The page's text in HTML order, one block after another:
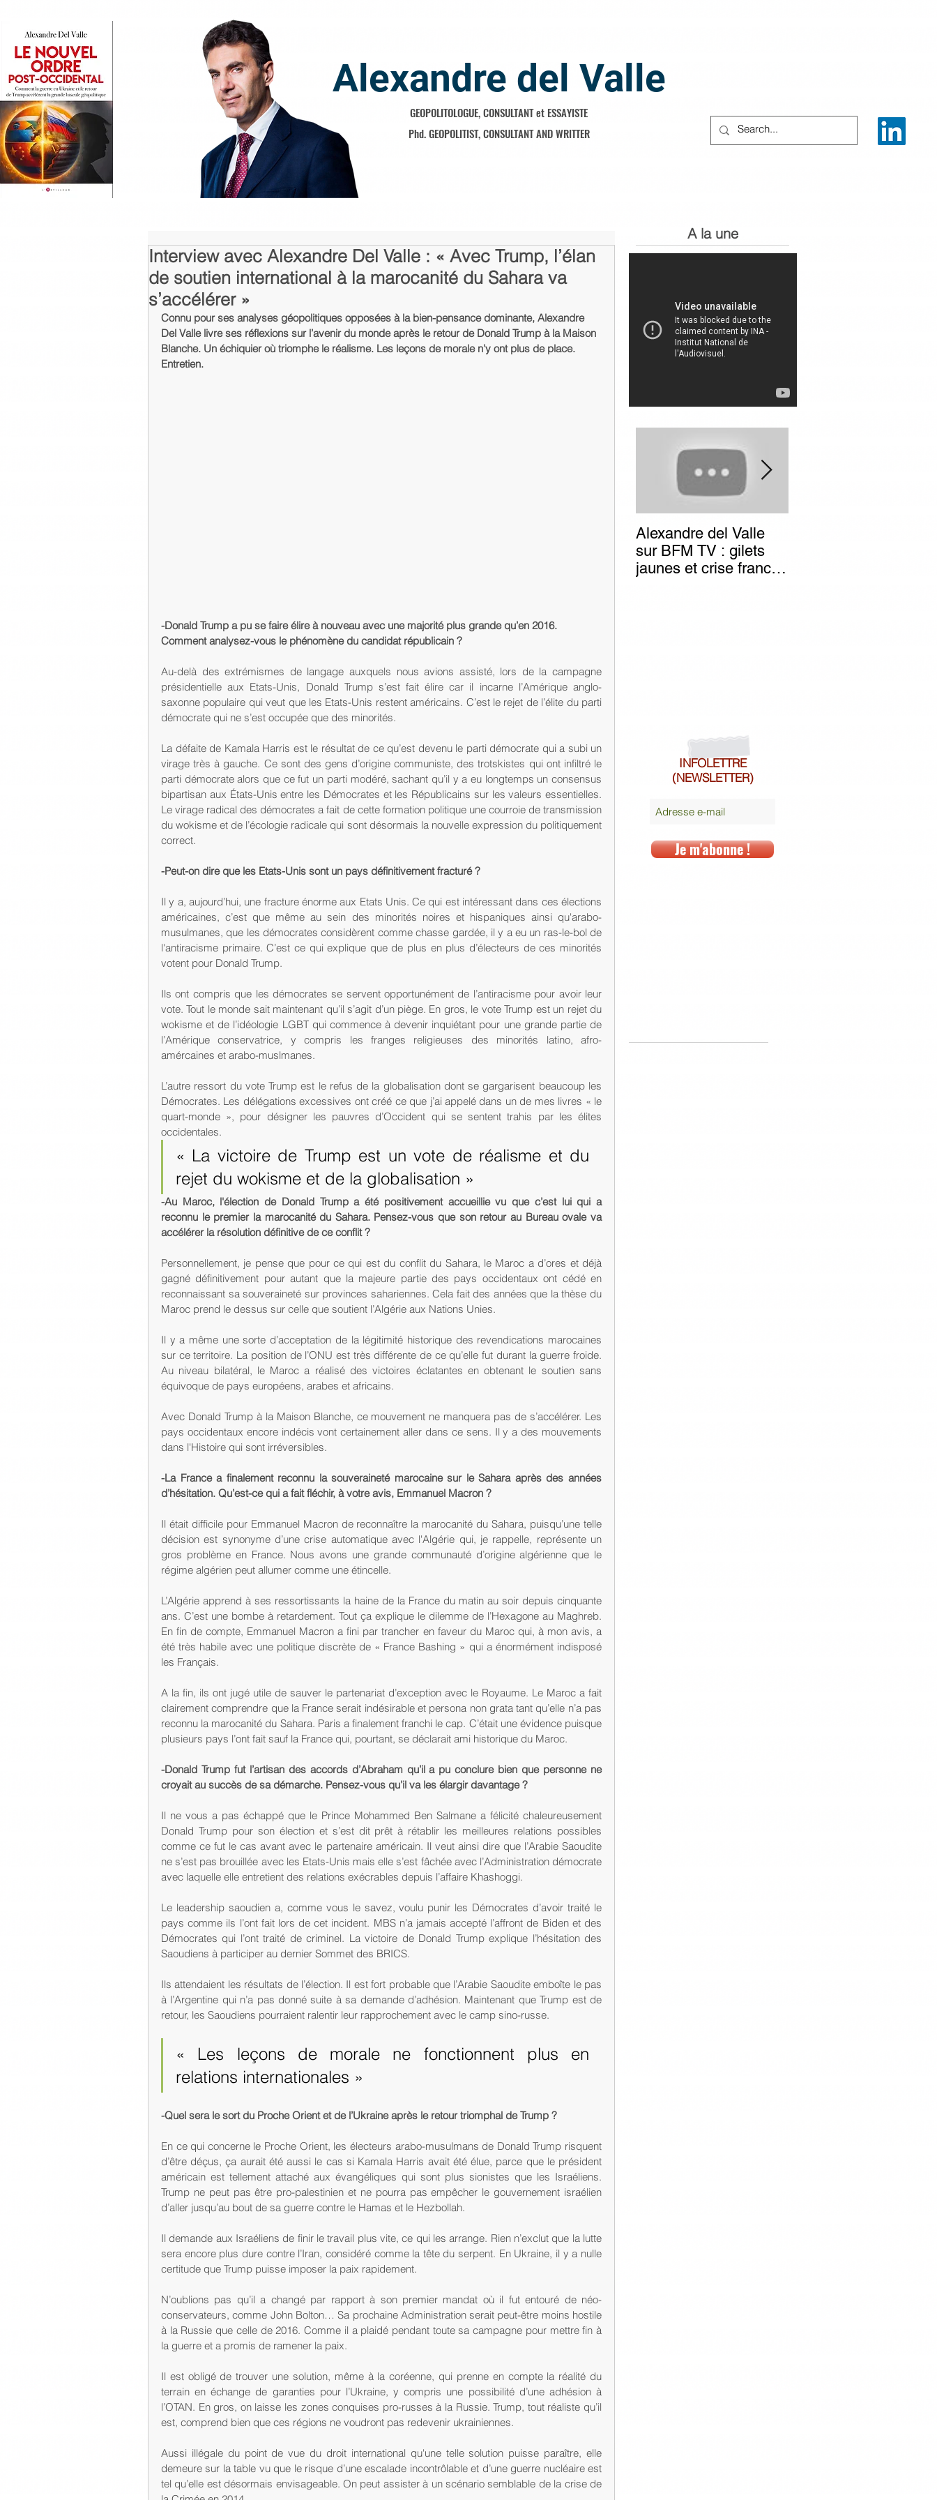
Alexandre del Valle
GEOPOLITOLOGUE, CONSULTANT et ESSAYISTE
Phd. GEOPOLITIST, CONSULTANT AND WRITTER
Interview avec Alexandre Del Valle : « Avec Trump, l’élan
de soutien international à la marocanité du Sahara va
s’accélérer »
Connu pour ses analyses géopolitiques opposées à la bien-pensance dominante, Alexandre
Del Valle livre ses réflexions sur l’avenir du monde après le retour de Donald Trump à la Maison
Blanche. Un échiquier où triomphe le réalisme. Les leçons de morale n’y ont plus de place.
Entretien.
-Donald Trump a pu se faire élire à nouveau avec une majorité plus grande qu’en 2016.
Comment analysez-vous le phénomène du candidat républicain ?
Au-delà des extrémismes de langage auxquels nous avions assisté, lors de la campagne
présidentielle aux Etats-Unis, Donald Trump s’est fait élire car il incarne l’Amérique anglo-
saxonne populaire qui veut que les Etats-Unis restent américains. C’est le rejet de l’élite du parti
démocrate qui ne s’est occupée que des minorités.
La défaite de Kamala Harris est le résultat de ce qu’est devenu le parti démocrate qui a subi un
virage très à gauche. Ce sont des gens d’origine communiste, des trotskistes qui ont infiltré le
parti démocrate alors que ce fut un parti modéré, sachant qu’il y a eu longtemps un consensus
bipartisan aux États-Unis entre les Démocrates et les Républicains sur les valeurs essentielles.
Le virage radical des démocrates a fait de cette formation politique une courroie de transmission
du wokisme et de l’écologie radicale qui sont désormais la nouvelle expression du politiquement
correct.
-Peut-on dire que les Etats-Unis sont un pays définitivement fracturé ?
Il y a, aujourd’hui, une fracture énorme aux Etats Unis. Ce qui est intéressant dans ces élections
américaines, c’est que même au sein des minorités noires et hispaniques ainsi qu'arabo-
musulmanes, que les démocrates considèrent comme chasse gardée, il y a eu un ras-le-bol de
l'antiracisme primaire. C’est ce qui explique que de plus en plus d’électeurs de ces minorités
votent pour Donald Trump.
Ils ont compris que les démocrates se servent opportunément de l’antiracisme pour avoir leur
vote. Tout le monde sait maintenant qu’il s’agit d’un piège. En gros, le vote Trump est un rejet du
wokisme et de l’idéologie LGBT qui commence à devenir inquiétant pour une grande partie de
l’Amérique conservatrice, y compris les franges religieuses des minorités latino, afro-
amércaines et arabo-muslmanes.
L’autre ressort du vote Trump est le refus de la globalisation dont se gargarisent beaucoup les
Démocrates. Les délégations excessives ont créé ce que j’ai appelé dans un de mes livres « le
quart-monde », pour désigner les pauvres d’Occident qui se sentent trahis par les élites
occidentales.
« La victoire de Trump est un vote de réalisme et du
rejet du wokisme et de la globalisation »
-Au Maroc, l'élection de Donald Trump a été positivement accueillie vu que c’est lui qui a
reconnu le premier la marocanité du Sahara. Pensez-vous que son retour au Bureau ovale va
accélérer la résolution définitive de ce conflit ?
Personnellement, je pense que pour ce qui est du conflit du Sahara, le Maroc a d’ores et déjà
gagné définitivement pour autant que la majeure partie des pays occidentaux ont cédé en
reconnaissant sa souveraineté sur provinces sahariennes. Cela fait des années que la thèse du
Maroc prend le dessus sur celle que soutient l’Algérie aux Nations Unies.
Il y a même une sorte d’acceptation de la légitimité historique des revendications marocaines
sur ce territoire. La position de l’ONU est très différente de ce qu’elle fut durant la guerre froide.
Au niveau bilatéral, le Maroc a réalisé des victoires éclatantes en obtenant le soutien sans
équivoque de pays européens, arabes et africains.
Avec Donald Trump à la Maison Blanche, ce mouvement ne manquera pas de s’accélérer. Les
pays occidentaux encore indécis vont certainement aller dans ce sens. Il y a des mouvements
dans l'Histoire qui sont irréversibles.
-La France a finalement reconnu la souveraineté marocaine sur le Sahara après des années
d’hésitation. Qu’est-ce qui a fait fléchir, à votre avis, Emmanuel Macron ?
Il était difficile pour Emmanuel Macron de reconnaître la marocanité du Sahara, puisqu’une telle
décision est synonyme d’une crise automatique avec l'Algérie qui, je rappelle, représente un
gros problème en France. Nous avons une grande communauté d’origine algérienne que le
régime algérien peut allumer comme une étincelle.
L’Algérie apprend à ses ressortissants la haine de la France du matin au soir depuis cinquante
ans. C’est une bombe à retardement. Tout ça explique le dilemme de l’Hexagone au Maghreb.
En fin de compte, Emmanuel Macron a fini par trancher en faveur du Maroc qui, à mon avis, a
été très habile avec une politique discrète de « France Bashing » qui a énormément indisposé
les Français.
A la fin, ils ont jugé utile de sauver le partenariat d’exception avec le Royaume. Le Maroc a fait
clairement comprendre que la France serait indésirable et persona non grata tant qu’elle n’a pas
reconnu la marocanité du Sahara. Paris a finalement franchi le cap. C’était une évidence puisque
plusieurs pays l’ont fait sauf la France qui, pourtant, se déclarait ami historique du Maroc.
-Donald Trump fut l’artisan des accords d’Abraham qu’il a pu conclure bien que personne ne
croyait au succès de sa démarche. Pensez-vous qu’il va les élargir davantage ?
Il ne vous a pas échappé que le Prince Mohammed Ben Salmane a félicité chaleureusement
Donald Trump pour son élection et s’est dit prêt à rétablir les meilleures relations possibles
comme ce fut le cas avant avec le partenaire américain. Il veut ainsi dire que l’Arabie Saoudite
ne s’est pas brouillée avec les Etats-Unis mais elle s’est fâchée avec l’Administration démocrate
avec laquelle elle entretient des relations exécrables depuis l’affaire Khashoggi.
Le leadership saoudien a, comme vous le savez, voulu punir les Démocrates d’avoir traité le
pays comme ils l’ont fait lors de cet incident. MBS n’a jamais accepté l’affront de Biden et des
Démocrates qui l’ont traité de criminel. La victoire de Donald Trump explique l’hésitation des
Saoudiens à participer au dernier Sommet des BRICS.
Ils attendaient les résultats de l’élection. Il est fort probable que l’Arabie Saoudite emboîte le pas
à l’Argentine qui n’a pas donné suite à sa demande d’adhésion. Maintenant que Trump est de
retour, les Saoudiens pourraient ralentir leur rapprochement avec le camp sino-russe.
« Les leçons de morale ne fonctionnent plus en
relations internationales »
-Quel sera le sort du Proche Orient et de l’Ukraine après le retour triomphal de Trump ?
En ce qui concerne le Proche Orient, les électeurs arabo-musulmans de Donald Trump risquent
d’être déçus, ça aurait été aussi le cas si Kamala Harris avait été élue, parce que le président
américain est tellement attaché aux évangéliques qui sont plus sionistes que les Israéliens.
Trump ne peut pas être pro-palestinien et ne pourra pas empêcher le gouvernement israélien
d’aller jusqu’au bout de sa guerre contre le Hamas et le Hezbollah.
Il demande aux Israéliens de finir le travail plus vite, ce qui les arrange. Rien n’exclut que la lutte
sera encore plus dure contre l’Iran, considéré comme la tête du serpent. En Ukraine, il y a nulle
certitude que Trump puisse imposer la paix rapidement.
N’oublions pas qu’il a changé par rapport à son premier mandat où il fut entouré de néo-
conservateurs, comme John Bolton… Sa prochaine Administration serait peut-être moins hostile
à la Russie que celle de 2016. Comme il a plaidé pendant toute sa campagne pour mettre fin à
la guerre et a promis de ramener la paix.
Il est obligé de trouver une solution, même à la coréenne, qui prenne en compte la réalité du
terrain en échange de garanties pour l’Ukraine, y compris une possibilité d’une adhésion à
l’OTAN. En gros, on laisse les zones conquises pro-russes à la Russie. Trump, tout réaliste qu’il
est, comprend bien que ces régions ne voudront pas redevenir ukrainiennes.
Aussi illégale du point de vue du droit international qu'une telle solution puisse paraître, elle
demeure sur la table vu que le risque d’une escalade incontrôlable et d’une guerre nucléaire est
tel qu’elle est désormais envisageable. On peut assister à un scénario semblable de la crise de
A la une
Alexandre del Valle
sur BFM TV : gilets
jaunes et crise franco-
INFOLETTRE
(NEWSLETTER)
Je m'abonne !